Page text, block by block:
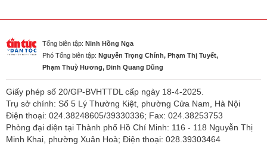
Tổng biên tập: Ninh Hồng Nga
Phó Tổng biên tập: Nguyễn Trọng Chính, Phạm Thị Tuyết,
Phạm Thuỳ Hương, Đinh Quang Dũng
Giấy phép số 20/GP-BVHTTDL cấp ngày 18-4-2025.
Trụ sở chính: Số 5 Lý Thường Kiệt, phường Cửa Nam, Hà Nội
Điện thoại: 024.38248605/39330336; Fax: 024.38253753
Phòng đại diện tại Thành phố Hồ Chí Minh: 116 - 118 Nguyễn Thị
Minh Khai, phường Xuân Hoà; Điện thoại: 028.39303464